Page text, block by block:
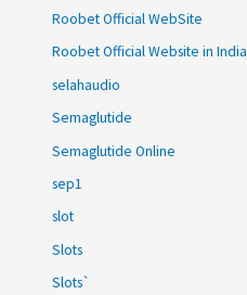
Roobet Official WebSite
Roobet Official Website in India
selahaudio
Semaglutide
Semaglutide Online
sep1
slot
Slots
Slots`